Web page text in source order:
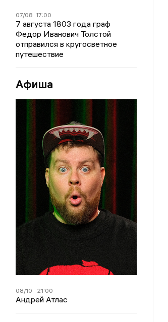
07/08 17:00
7 августа 1803 года граф
Федор Иванович Толстой
отправился в кругосветное
путешествие
Афиша
08/10 21:00
Андрей Атлас